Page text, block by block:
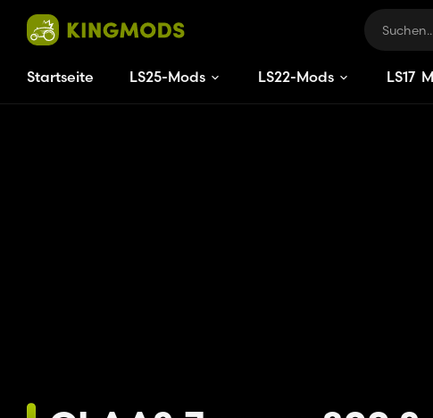
Startseite LS25-Mods LS22-Mods LS17